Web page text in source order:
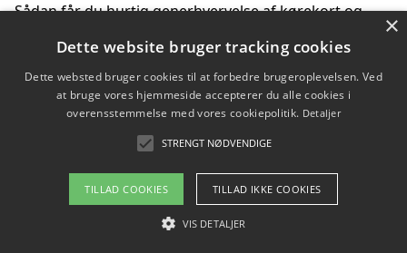
Sådan får du hurtig generhvervelse af kørekort og
Sådan lærer du miljørigtig kørsel hos en køreskole i
Gentofte
Copyright 2026 - Pilanto Aps
Om / kontakt
×
Dette website bruger tracking cookies
Dette websted bruger cookies til at forbedre brugeroplevelsen. Ved
at bruge vores hjemmeside accepterer du alle cookies i
overensstemmelse med vores cookiepolitik. Detaljer
STRENGT NØDVENDIGE
TILLAD COOKIES TILLAD IKKE COOKIES
VIS DETALJER